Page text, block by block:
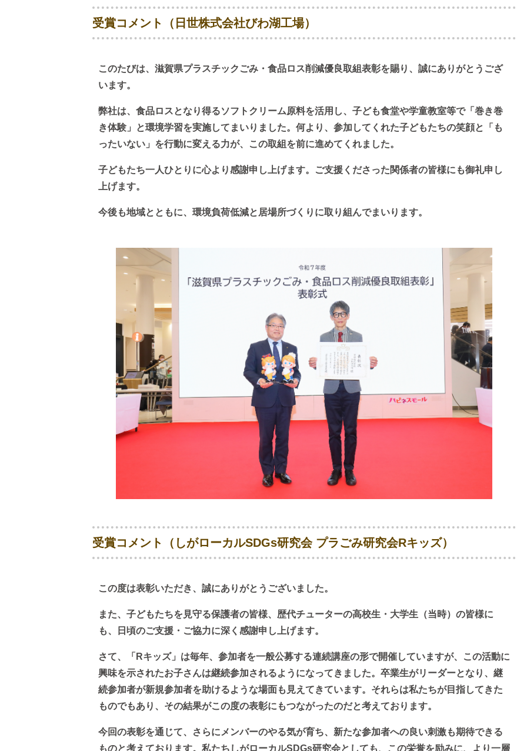
受賞コメント（日世株式会社びわ湖工場）
このたびは、滋賀県プラスチックごみ・食品ロス削減優良取組表彰を賜り、誠にありがとうござ
います。
弊社は、食品ロスとなり得るソフトクリーム原料を活用し、子ども食堂や学童教室等で「巻き巻
き体験」と環境学習を実施してまいりました。何より、参加してくれた子どもたちの笑顔と「も
ったいない」を行動に変える力が、この取組を前に進めてくれました。
子どもたち一人ひとりに心より感謝申し上げます。ご支援くださった関係者の皆様にも御礼申し
上げます。
今後も地域とともに、環境負荷低減と居場所づくりに取り組んでまいります。
受賞コメント（しがローカルSDGs研究会 プラごみ研究会Rキッズ）
この度は表彰いただき、誠にありがとうございました。
また、子どもたちを見守る保護者の皆様、歴代チューターの高校生・大学生（当時）の皆様に
も、日頃のご支援・ご協力に深く感謝申し上げます。
さて、「Rキッズ」は毎年、参加者を一般公募する連続講座の形で開催していますが、この活動に
興味を示されたお子さんは継続参加されるようになってきました。卒業生がリーダーとなり、継
続参加者が新規参加者を助けるような場面も見えてきています。それらは私たちが目指してきた
ものでもあり、その結果がこの度の表彰にもつながったのだと考えております。
今回の表彰を通じて、さらにメンバーのやる気が育ち、新たな参加者への良い刺激も期待できる
ものと考えております。私たちしがローカルSDGs研究会としても、この栄誉を励みに、より一層